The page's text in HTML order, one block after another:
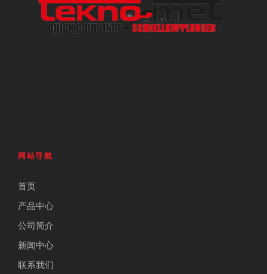
网站导航
首页
产品中心
公司简介
新闻中心
联系我们